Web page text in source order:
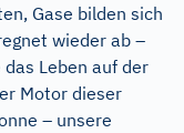
Gase bilden sich
wieder ab –
Leben auf der
Motor dieser
– unsere